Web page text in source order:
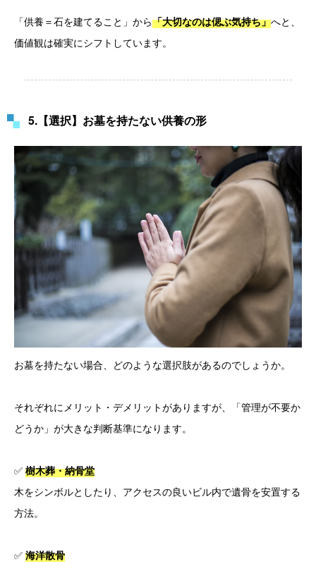
「供養＝石を建てること」から「大切なのは偲ぶ気持ち」へと、
価値観は確実にシフトしています。
5.【選択】お墓を持たない供養の形
お墓を持たない場合、どのような選択肢があるのでしょうか。
それぞれにメリット・デメリットがありますが、「管理が不要か
どうか」が大きな判断基準になります。
✅ 樹木葬・納骨堂
木をシンボルとしたり、アクセスの良いビル内で遺骨を安置する
方法。
✅ 海洋散骨